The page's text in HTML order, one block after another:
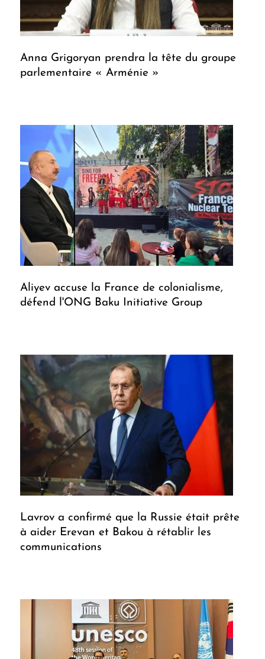
Anna Grigoryan prendra la tête du groupe
parlementaire « Arménie »
Aliyev accuse la France de colonialisme,
défend l'ONG Baku Initiative Group
Lavrov a confirmé que la Russie était prête
à aider Erevan et Bakou à rétablir les
communications